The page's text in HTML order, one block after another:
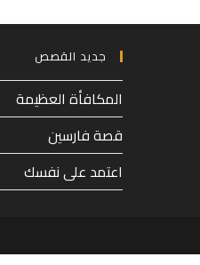
جديد القصص
المكافأة العظيمة
قصة فارسين
اعتمد على نفسك